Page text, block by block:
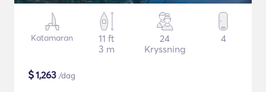
Katamaran
11 ft
3 m
24
Kryssning
4
$1,263 /dag